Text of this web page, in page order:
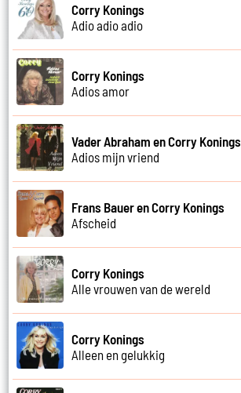
Corry Konings
Adio adio adio
Corry Konings
Adios amor
Vader Abraham en Corry Konings
Adios mijn vriend
Frans Bauer en Corry Konings
Afscheid
Corry Konings
Alle vrouwen van de wereld
Corry Konings
Alleen en gelukkig